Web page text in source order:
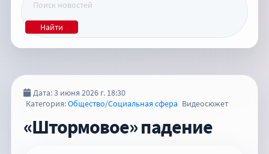
Найти
Дата: 3 июня 2026 г. 18:30
Категория:Общество/Социальная сфера Видеосюжет
«Штормовое» падение